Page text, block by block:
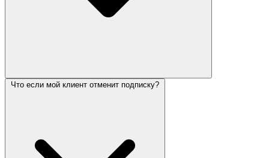
Что если мой клиент отменит подписку?